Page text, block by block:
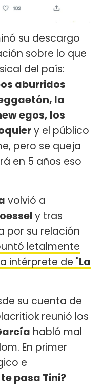
su descargo
sobre lo que
del país:
aburridos
la
egos, los
y el público
pero se queja
en 5 años eso
volvió a
y tras
por su relación
letalmente
intérprete de "La
su cuenta de
reunió los
habló mal
En primer
e
pasa Tini?